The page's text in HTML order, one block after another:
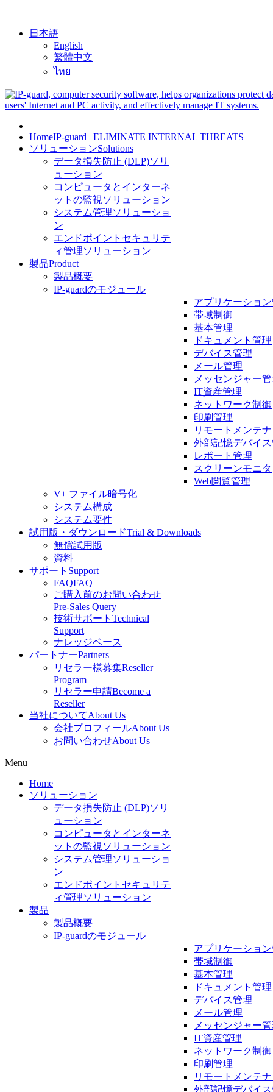
日本語
English
繁體中文
ไทย
HomeIP-guard | ELIMINATE INTERNAL THREATS
ソリューションSolutions
データ損失防止 (DLP)ソリ
ューション
コンピュータとインターネ
ットの監視ソリューション
システム管理ソリューショ
ン
エンドポイントセキュリテ
ィ管理ソリューション
製品Product
製品概要
IP-guardのモジュール
アプリケーショ
帯域制御
基本管理
ドキュメント管理
デバイス管理
メール管理
メッセンジャー
IT資産管理
ネットワーク制御
印刷管理
リモートメンテ
外部記憶デバイ
レポート管理
スクリーンモニタ
Web閲覧管理
V+ ファイル暗号化
システム構成
システム要件
試用版・ダウンロードTrial & Downloads
無償試用版
資料
サポート Support
FAQFAQ
ご購入前のお問い合わせ
Pre-Sales Query
技術サポート Technical
Support
ナレッジベース
パートナーPartners
リセラー様募集Reseller
Program
リセラー申請Become a
Reseller
当社についてAbout Us
会社プロフィールAbout Us
お問い合わせAbout Us
Menu
Home
ソリューション
データ損失防止 (DLP)ソリ
ューション
コンピュータとインターネ
ットの監視ソリューション
システム管理ソリューショ
ン
エンドポイントセキュリテ
ィ管理ソリューション
製品
製品概要
IP-guardのモジュール
アプリケーショ
帯域制御
基本管理
ドキュメント管理
デバイス管理
メール管理
メッセンジャー
IT資産管理
ネットワーク制御
印刷管理
リモートメンテ
外部記憶デバイ